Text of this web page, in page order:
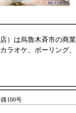
）は烏魯木斉市の商
ラオケ、ボーリング
路160号